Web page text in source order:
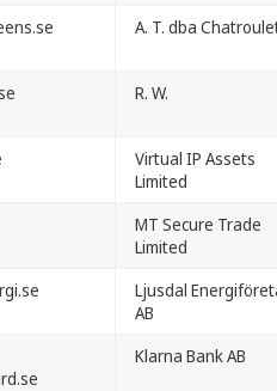
A. T. dba
R. W.
Virtual IP Assets
Limited
MT Secure Trade
Limited
Ljusdal
AB
Klarna Bank AB